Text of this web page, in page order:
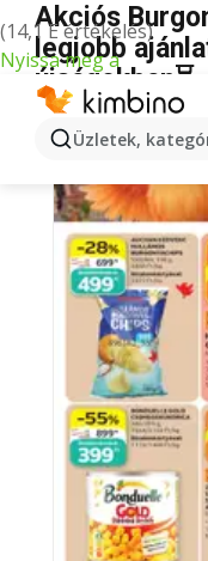
(14,1 E értékelés)
Nyissa meg a
Üzletek,
Akciós
legjobb
újságokban⏳